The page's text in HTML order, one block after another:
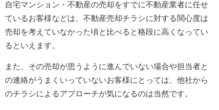
自宅マンション・不動産の売却をすでに不動産業者に任せ
ているお客様などは、不動産売却チラシに対する関心度は
売却を考えていなかった頃と比べると格段に高くなってい
るといえます。
また、その売却が思うように進んでいない場合や担当者と
の連絡がうまくいっていないお客様にとっては、他社から
のチラシによるアプローチが気になるのは当然です。